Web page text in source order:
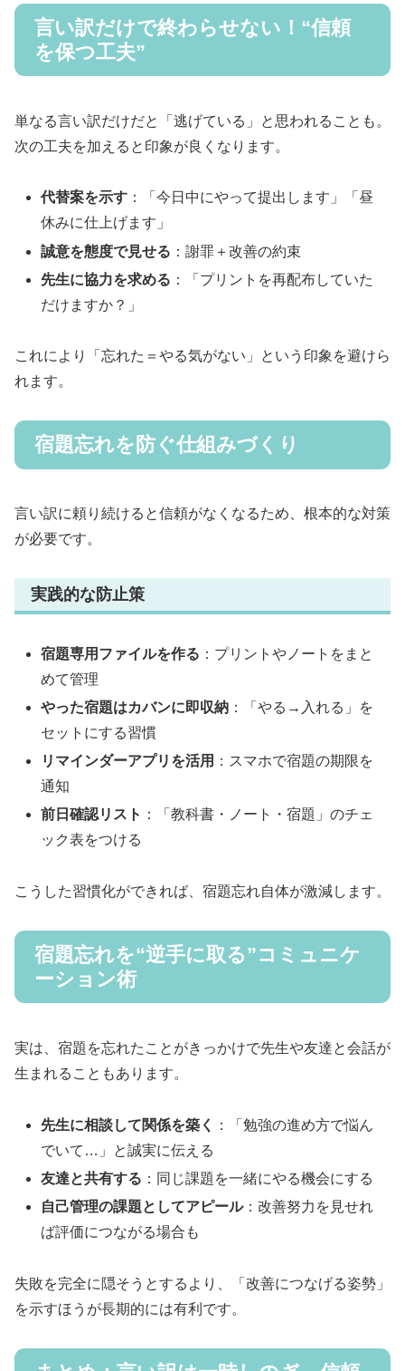
言い訳だけで終わらせない！“信頼
を保つ工夫”
単なる言い訳だけだと「逃げている」と思われることも。
次の工夫を加えると印象が良くなります。
代替案を示す ：「今日中にやって提出します」「昼
休みに仕上げます」
誠意を態度で見せる ：謝罪＋改善の約束
先生に協力を求める ：「プリントを再配布していた
だけますか？」
これにより「忘れた＝やる気がない」という印象を避けら
れます。
宿題忘れを防ぐ仕組みづくり
言い訳に頼り続けると信頼がなくなるため、根本的な対策
が必要です。
実践的な防止策
宿題専用ファイルを作る ：プリントやノートをまと
めて管理
やった宿題はカバンに即収納 ：「やる→入れる」を
セットにする習慣
リマインダーアプリを活用 ：スマホで宿題の期限を
通知
前日確認リスト ：「教科書・ノート・宿題」のチェ
ック表をつける
こうした習慣化ができれば、宿題忘れ自体が激減します。
宿題忘れを“逆手に取る”コミュニケ
ーション術
実は、宿題を忘れたことがきっかけで先生や友達と会話が
生まれることもあります。
先生に相談して関係を築く
：「勉強の進め方で悩ん
でいて…」と誠実に伝える
友達と共有する ：同じ課題を一緒にやる機会にする
自己管理の課題としてアピール：改善努力を見せれ
ば評価につながる場合も
失敗を完全に隠そうとするより、「改善につなげる姿勢」
を示すほうが長期的には有利です。